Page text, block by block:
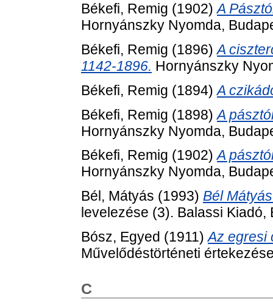
Békefi, Remig (1902)A
Hornyánszky Nyomda,
Békefi, Remig (1896)A
1142-1896. Hornyánszky
Békefi, Remig (1894)A
Békefi, Remig (1898)A
Hornyánszky Nyomda,
Békefi, Remig (1902)A
Hornyánszky Nyomda,
Bél, Mátyás (1993) Bél
levelezése (3). Balassi
Bósz, Egyed (1911)Az egresi
Művelődéstörténeti
C